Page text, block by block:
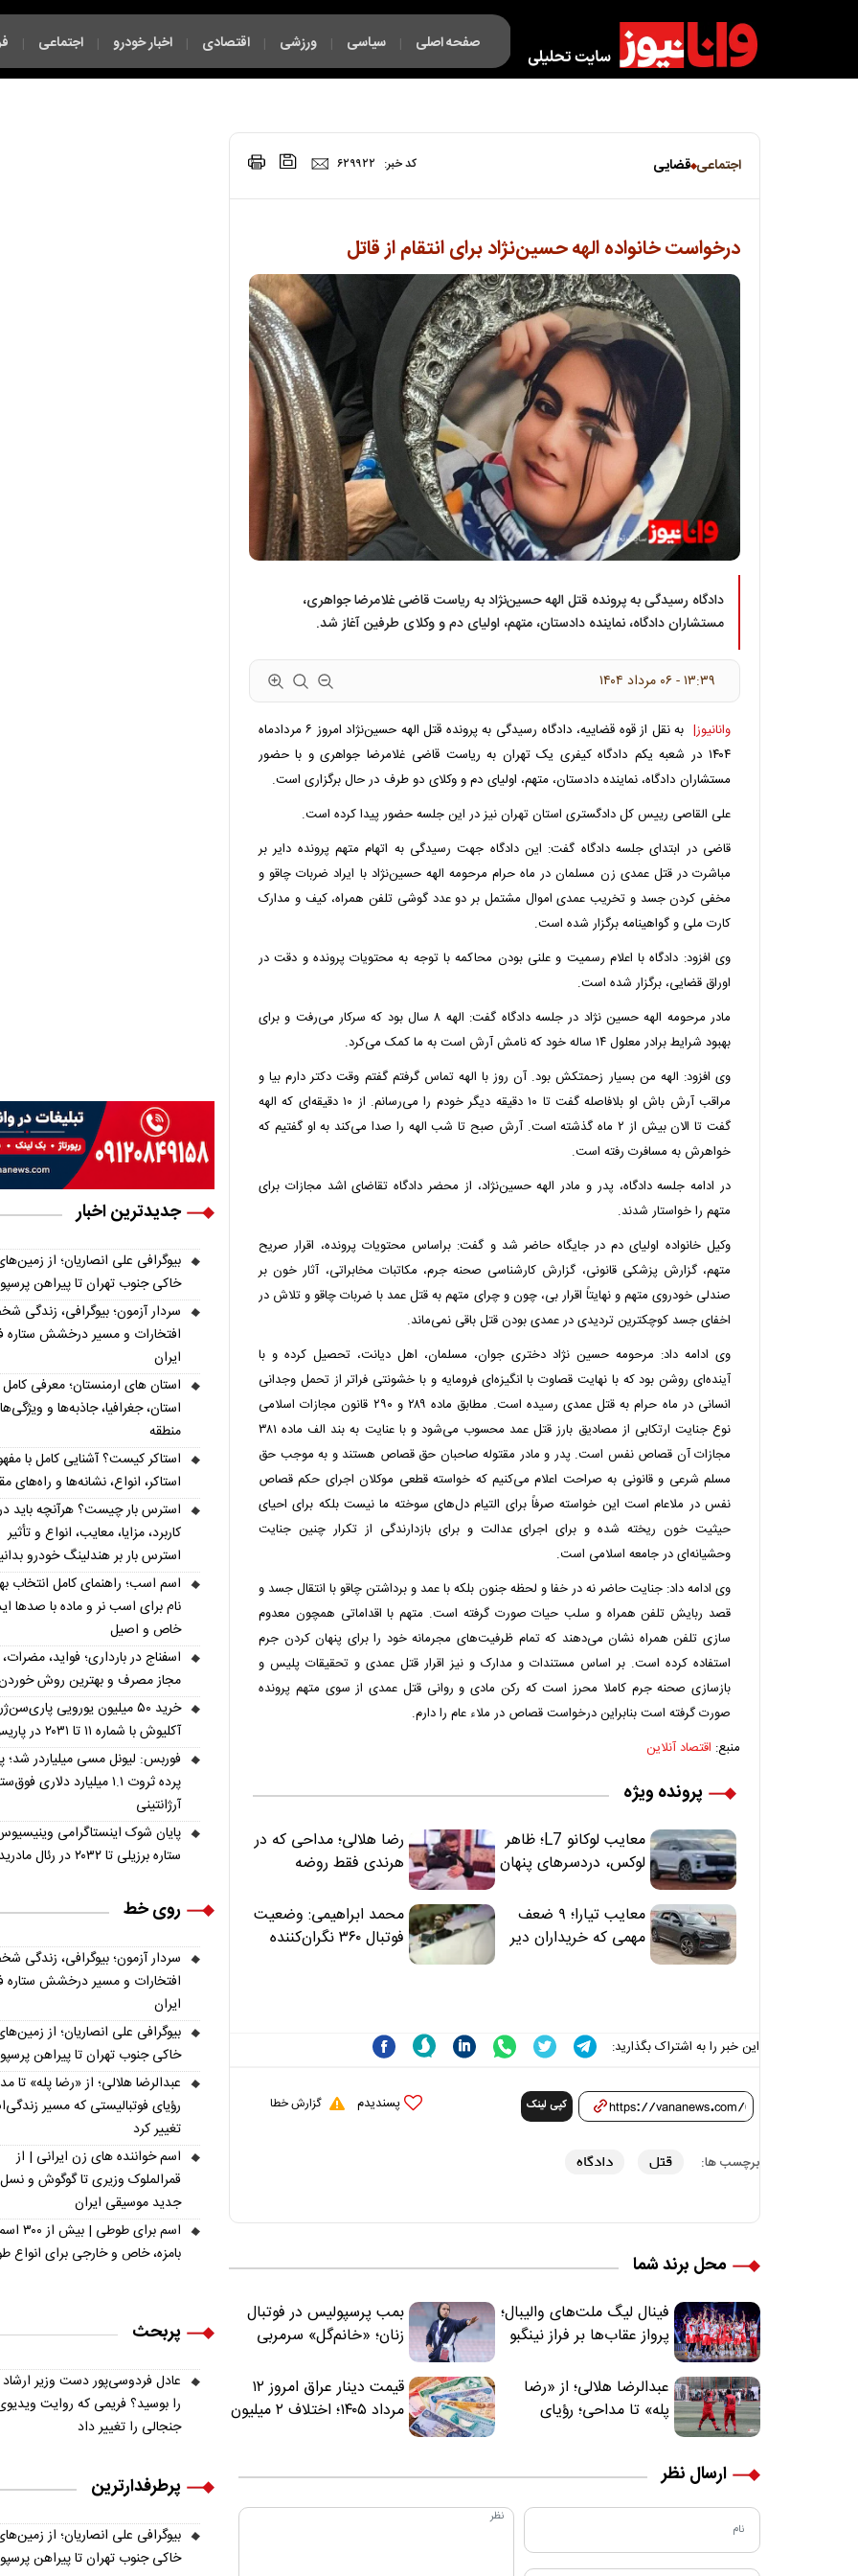
صفحه اصلی | سیاسی | ورزشی | اقتصادی | اخبار خودرو | اجتماعی |
فکت لایف
|
اجتماعی قضایی کد خبر: ۶۲۹۹۲۲
درخواست خانواده الهه حسین‌نژاد برای انتقام از قاتل
دادگاه رسیدگی به پرونده قتل الهه حسین‌نژاد به ریاست قاضی غلامرضا جواهری،
مستشاران دادگاه، نماینده دادستان، متهم، اولیای دم و وکلای طرفین آغاز شد.
۱۳:۳۹ - ۰۶ مرداد ۱۴۰۴
وانانیوز|
به نقل از قوه قضاییه، دادگاه رسیدگی به پرونده قتل الهه حسین‌نژاد امروز ۶ مردادماه
۱۴۰۴ در شعبه یکم دادگاه کیفری یک تهران به ریاست قاضی غلامرضا جواهری و با حضور
مستشاران دادگاه، نماینده دادستان، متهم، اولیای دم و وکلای دو طرف در حال برگزاری است.
علی القاصی رییس کل دادگستری استان تهران نیز در این جلسه حضور پیدا کرده است.
قاضی در ابتدای جلسه دادگاه گفت: این دادگاه جهت رسیدگی به اتهام متهم پرونده دایر بر
مباشرت در قتل عمدی زن مسلمان در ماه حرام مرحومه الهه حسین‌نژاد با ایراد ضربات چاقو و
مخفی کردن جسد و تخریب عمدی اموال مشتمل بر دو عدد گوشی تلفن همراه، کیف و مدارک
کارت ملی و گواهینامه برگزار شده است.
وی افزود: دادگاه با اعلام رسمیت و علنی بودن محاکمه با توجه به محتویات پرونده و دقت در
اوراق قضایی، برگزار شده است.
مادر مرحومه الهه حسین نژاد در جلسه دادگاه گفت: الهه ۸ سال بود که سرکار می‌رفت و برای
بهبود شرایط برادر معلول ۱۴ ساله خود که نامش آرش است به ما کمک می‌کرد.
وی افزود: الهه من بسیار زحمتکش بود. آن روز با الهه تماس گرفتم گفتم وقت دکتر دارم بیا و
مراقب آرش باش او بلافاصله گفت تا ۱۰ دقیقه دیگر خودم را می‌رسانم. از ۱۰ دقیقه‌ای که الهه
گفت تا الان بیش از ۲ ماه گذشته است. آرش صبح تا شب الهه را صدا می‌کند به او گفتیم که
خواهرش به مسافرت رفته است.
در ادامه جلسه دادگاه، پدر و مادر الهه حسین‌نژاد، از محضر دادگاه تقاضای اشد مجازات برای
متهم را خواستار شدند.
وکیل خانواده اولیای دم در جایگاه حاضر شد و گفت: براساس محتویات پرونده، اقرار صریح
متهم، گزارش پزشکی قانونی، گزارش کارشناسی صحنه جرم، مکاتبات مخابراتی، آثار خون بر
صندلی خودروی متهم و نهایتاً اقرار بی، چون و چرای متهم به قتل عمد با ضربات چاقو و تلاش در
اخفای جسد کوچکترین تردیدی در عمدی بودن قتل باقی نمی‌ماند.
وی ادامه داد: مرحومه حسین نژاد دختری جوان، مسلمان، اهل دیانت، تحصیل کرده و با
آینده‌ای روشن بود که با نهایت قصاوت با انگیزه‌ای فرومایه و با خشونتی فراتر از تحمل وجدانی
انسانی در ماه حرام به قتل عمدی رسیده است. مطابق ماده ۲۸۹ و ۲۹۰ قانون مجازات اسلامی
نوع جنایت ارتکابی از مصادیق بارز قتل عمد محسوب می‌شود و با عنایت به بند الف ماده ۳۸۱
مجازات آن قصاص نفس است. پدر و مادر مقتوله صاحبان حق قصاص هستند و به موجب حق
مسلم شرعی و قانونی به صراحت اعلام می‌کنیم که خواسته قطعی موکلان اجرای حکم قصاص
نفس در ملاعام است این خواسته صرفاً برای التیام دل‌های سوخته ما نیست بلکه برای احیای
حیثیت خون ریخته شده و برای اجرای عدالت و برای بازدارندگی از تکرار چنین جنایت
وحشیانه‌ای در جامعه اسلامی است.
وی ادامه داد: جنایت حاضر نه در خفا و لحظه جنون بلکه با عمد و برداشتن چاقو با انتقال جسد و
قصد ربایش تلفن همراه و سلب حیات صورت گرفته است. متهم با اقداماتی همچون معدوم
سازی تلفن همراه نشان می‌دهند که تمام ظرفیت‌های مجرمانه خود را برای پنهان کردن جرم
استفاده کرده است. بر اساس مستندات و مدارک و نیز اقرار قتل عمدی و تحقیقات پلیس و
بازسازی صحنه جرم کاملا محرز است که رکن مادی و روانی قتل عمدی از سوی متهم پرونده
صورت گرفته است بنابراین درخواست قصاص در ملاء عام را دارم.
منبع: اقتصاد آنلاین
پرونده ویژه
معایب لوکانو L7؛ ظاهر
لوکس، دردسرهای پنهان
رضا هلالی؛ مداحی که در
هرندی فقط روضه
«تکیه‌گاه آقا مرتضی
علی(ع)» را جدی‌تر
ببینند
معایب تیارا؛ ۹ ضعف
مهمی که خریداران دیر
محمد ابراهیمی: وضعیت
فوتبال ۳۶۰ نگران‌کننده
این خبر را به اشتراک بگذارید:
کپی لینک پسندیدم گزارش خطا
برچسب ها: قتل دادگاه
محل برند شما
فینال لیگ ملت‌های والیبال؛
پرواز عقاب‌ها بر فراز نینگبو
بمب پرسپولیس در فوتبال
زنان؛ «خانم‌گل» سرمربی
عبدالرضا هلالی؛ از «رضا
پله» تا مداحی؛ رؤیای
قیمت دینار عراق امروز ۱۲
مرداد ۱۴۰۵؛ اختلاف ۲ میلیون
ارسال نظر
جدیدترین اخبار
بیوگرافی علی انصاریان؛ از
خاکی جنوب تهران تا پیراهن
سردار آزمون؛ بیوگرافی، زندگی
افتخارات و مسیر درخشش ستاره
ایران
استان، جغرافیا، جاذبه‌ها و
منطقه
استاکر کیست؟ آشنایی کامل با
استاکر، انواع، نشانه‌ها و راه‌های
استرس بار چیست؟ هرآنچه باید
کاربرد، مزایا، معایب، انواع و تأثیر
استرس بار بر هندلینگ خودرو
اسم اسب؛ راهنمای کامل انتخاب
نام برای اسب نر و ماده با صدها
خاص و اصیل
اسفناج در بارداری؛ فواید،
مجاز مصرف و بهترین روش
خرید ۵۰ میلیون یورویی
آکلیوش با شماره ۱۱ تا ۲۰۳۱ در پاریس
فوربس: لیونل مسی میلیاردر
پرده ثروت ۱.۱ میلیارد دلاری
آرژانتینی
پایان شوک اینستاگرامی
ستاره برزیلی تا ۲۰۳۲ در رئال مادرید ماند
روی خط
سردار آزمون؛ بیوگرافی، زندگی
افتخارات و مسیر درخشش ستاره
ایران
بیوگرافی علی انصاریان؛ از
خاکی جنوب تهران تا پیراهن
عبدالرضا هلالی؛ از «رضا پله» تا
رؤیای فوتبالیستی که مسیر
تغییر کرد
اسم خواننده های زن ایرانی | از
قمرالملوک وزیری تا گوگوش و نسل
جدید موسیقی ایران
اسم برای
بامزه، خاص و خارجی برای انواع
پربحث
عادل فردوسی‌پور دست وزیر ارشاد
را بوسید؟ فریمی که روایت
جنجالی را تغییر داد
پرطرفدارترین
بیوگرافی علی انصاریان؛ از
خاکی جنوب تهران تا پیراهن